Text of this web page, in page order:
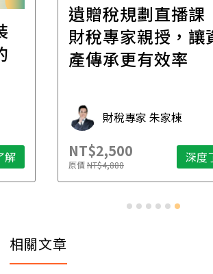
解
遺贈稅規劃直播課
財稅專家親授，讓
產傳承更有效率
財稅專家 朱家棟
NT$2,500
原價NT$4,888 深度
相關文章